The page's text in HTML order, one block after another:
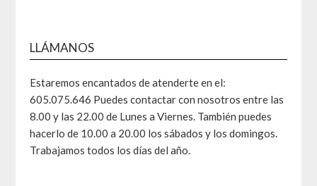
LLÁMANOS
Estaremos encantados de atenderte en el:
605.075.646 Puedes contactar con nosotros entre las
8.00 y las 22.00 de Lunes a Viernes. También puedes
hacerlo de 10.00 a 20.00 los sábados y los domingos.
Trabajamos todos los días del año.